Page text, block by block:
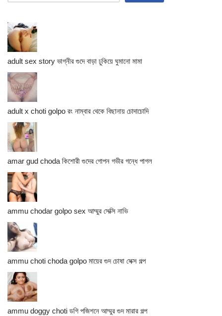
adult sex story ভাগ্নীর গুদে বাড়া ঢুকিয়ে ঘুমানো মামা
adult x choti golpo রং নাম্বার থেকে বিছানায় চোদাচোদি
amar gud choda কিশোরী গুদের গোপন গভীর গন্ধে পাগল
ammu chodar golpo sex আম্মুর সেক্সি নাভি
ammu choti choda golpo মায়ের গুদ চোষা সেক্স গল্প
ammu doggy choti ডগি পজিশনে আম্মুর গুদ মারার গল্প